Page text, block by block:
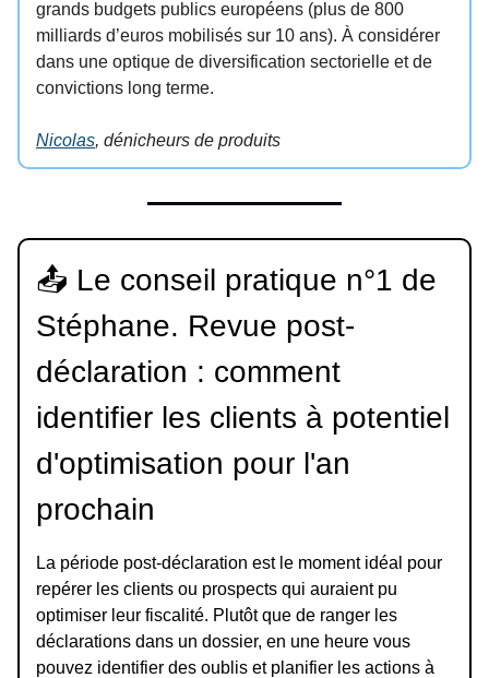
grands budgets publics européens (plus de 800
milliards d’euros mobilisés sur 10 ans). À considérer
dans une optique de diversification sectorielle et de
convictions long terme.
Nicolas, dénicheurs de produits
📤 Le conseil pratique n°1 de
Stéphane. Revue post-
déclaration : comment
identifier les clients à potentiel
d'optimisation pour l'an
prochain
La période post-déclaration est le moment idéal pour
repérer les clients ou prospects qui auraient pu
optimiser leur fiscalité. Plutôt que de ranger les
déclarations dans un dossier, en une heure vous
pouvez identifier des oublis et planifier les actions à